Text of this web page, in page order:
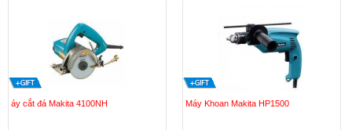
áy cắt đá Makita 4100NH Máy Khoan Makita HP1500